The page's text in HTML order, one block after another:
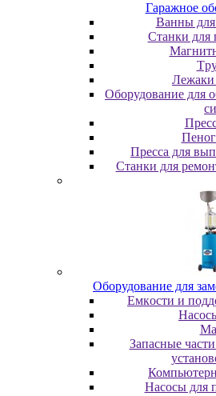
Гapaжнoe
Baнны
Cтaнки для
Лeжaки
Оборудование для
Пресса для
Станки для
Oбopудoвaниe для
Eмкocти и
Запасные
Насосы для